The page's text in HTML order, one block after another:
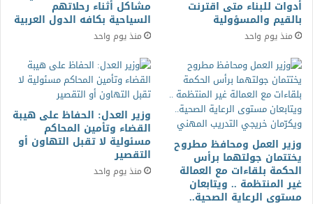
أدوات للبناء متى اقترنت
بالقيم والمسؤولية
منذ يوم واحد
مشاكل أثناء رحلاتهم
السياحية بكافه الدول العربية
منذ يوم واحد
وزير العمل ومحافظ مطروح
يختتمان جولتهما برأس
الحكمة بلقاءات مع العمالة
غير المنتظمة .. ويتابعان
مستوى الرعاية الصحية..
وزير العدل: الحفاظ على هيبة
القضاء وتأمين المحاكم
مسئولية لا تقبل التهاون أو
التقصير
منذ يوم واحد